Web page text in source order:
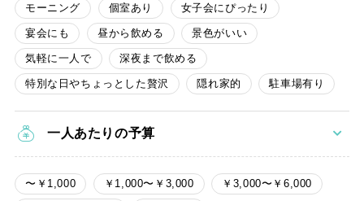
モーニング 個室あり 女子会にぴったり
宴会にも 昼から飲める 景色がいい
気軽に一人で 深夜まで飲める
特別な日やちょっとした贅沢 隠れ家的 駐車場有り
一人あたりの予算
〜￥1,000 ￥1,000〜￥3,000 ￥3,000〜￥6,000